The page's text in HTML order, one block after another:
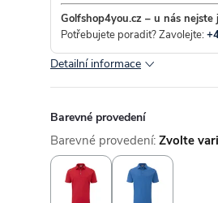
Golfshop4you.cz – u nás nejste
Potřebujete poradit? Zavolejte:
Detailní informace
Barevné provedení
Barevné provedení: Zvolte